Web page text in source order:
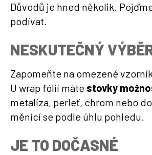
Důvodů je hned několik.
podívat.
NESKUTEČNÝ
Zapomeňte na omezené
U wrap fólií máte stovky
metalíza, perleť, chrom nebo
měnící se podle úhlu pohledu.
JE TO DOČASNÉ